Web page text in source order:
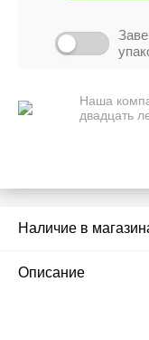
Наша
двадцать
Наличие в
Описание